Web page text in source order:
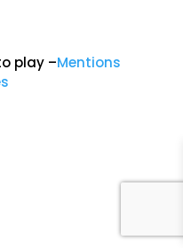
play –Mentions